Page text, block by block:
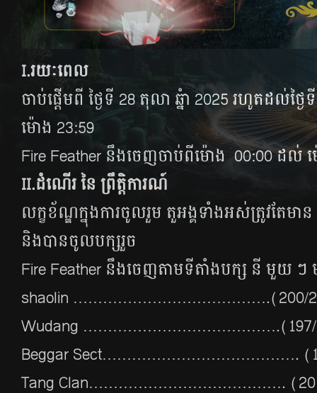
I.រយៈពេល
ចាប់ផ្តើមពី ថ្ងៃទី 28 តុលា ឆ្នំា 2025 រហូតដល់ថ្ងៃទី
ម៉ោង 23:59
Fire Feather នឹងចេញចាប់ពីម៉ោង 00:00 ដល់
II.ដំណើរ នៃ ព្រឹត្តិការណ៍
លក្ខខ័ណ្ឌក្នុងការចូលរួម តួអង្គទាំងអស់ត្រូវតែម
និងបានចូលបក្សរួច
Fire Feather នឹងចេញតាមទីតាំងបក្ស នី មួយ ៗ
shaolin ………………………………….(200/
Wudang ………………………………….(197/
Beggar Sect………………………………….
Tang Clan………………………………….